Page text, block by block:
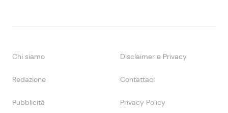
Chi siamo Disclaimer e Privacy
Redazione Contattaci
Pubblicità Privacy Policy